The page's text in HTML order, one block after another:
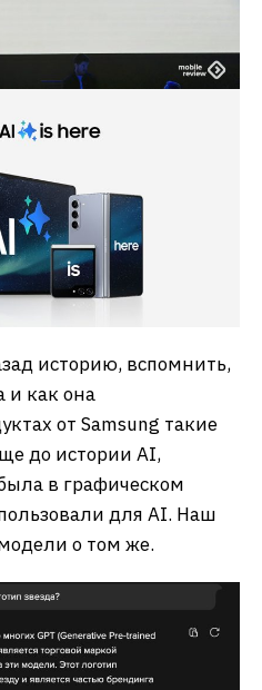
историю, вспомнить,
и как она
от Samsung такие
до истории AI,
в графическом
для AI. Наш
о том же.